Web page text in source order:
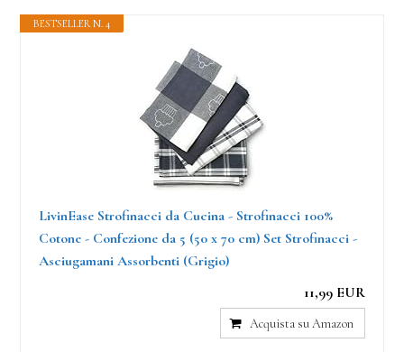
BESTSELLER N. 4
LivinEase Strofinacci da Cucina - Strofinacci 100%
Cotone - Confezione da 5 (50 x 70 cm) Set Strofinacci -
Asciugamani Assorbenti (Grigio)
11,99 EUR
Acquista su Amazon